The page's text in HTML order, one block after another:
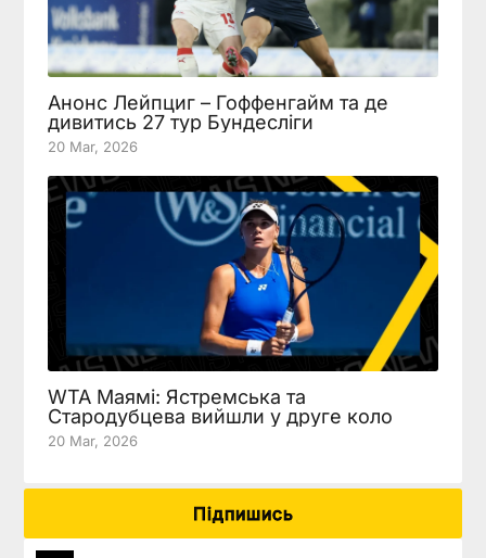
Анонс Лейпциг – Гоффенгайм та де
дивитись 27 тур Бундесліги
20 Mar, 2026
WTA Маямі: Ястремська та
Стародубцева вийшли у друге коло
20 Mar, 2026
Підпишись